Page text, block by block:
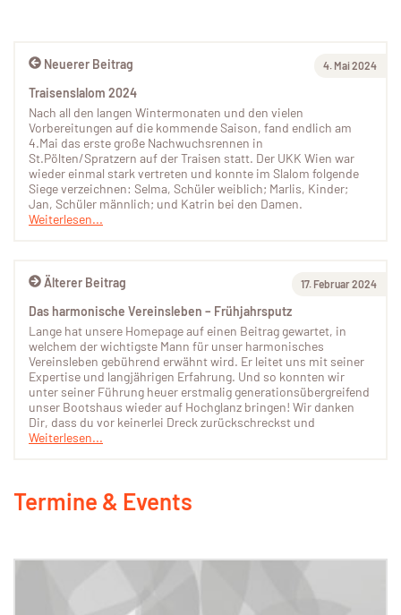
Älterer Beitrag 17. Februar 2024
Das harmonische Vereinsleben – Frühjahrsputz
Lange hat unsere Homepage auf einen Beitrag gewartet, in
welchem der wichtigste Mann für unser harmonisches
Vereinsleben gebührend erwähnt wird. Er leitet uns mit seiner
Expertise und langjährigen Erfahrung. Und so konnten wir
unter seiner Führung heuer erstmalig generationsübergreifend
unser Bootshaus wieder auf Hochglanz bringen! Wir danken
Dir, dass du vor keinerlei Dreck zurückschreckst und
Weiterlesen...
Neuerer Beitrag 4. Mai 2024
Traisenslalom 2024
Nach all den langen Wintermonaten und den vielen
Vorbereitungen auf die kommende Saison, fand endlich am
4.Mai das erste große Nachwuchsrennen in
St.Pölten/Spratzern auf der Traisen statt. Der UKK Wien war
wieder einmal stark vertreten und konnte im Slalom folgende
Siege verzeichnen: Selma, Schüler weiblich; Marlis, Kinder;
Jan, Schüler männlich; und Katrin bei den Damen.
Weiterlesen...
Termine & Events